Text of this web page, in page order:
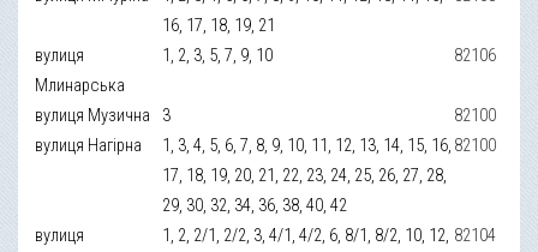
16, 17, 18, 19, 21
вулиця
Млинарська
1, 2, 3, 5, 7, 9, 10 82106
вулиця Музична 3
82100
вулиця Нагірна
1, 3, 4, 5, 6, 7, 8, 9, 10, 11, 12, 13, 14, 15, 16,
17, 18, 19, 20, 21, 22, 23, 24, 25, 26, 27, 28,
29, 30, 32, 34, 36, 38, 40, 42
82100
вулиця
1, 2, 2/1, 2/2, 3, 4/1, 4/2, 6, 8/1, 8/2, 10, 12, 82104